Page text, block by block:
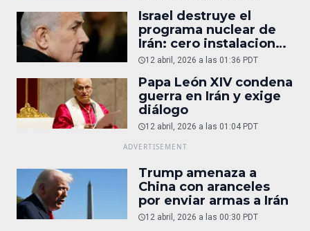
Israel destruye el
programa nuclear de
Irán: cero instalaciones
operativas
12 abril, 2026 a las 01:36 PDT
Papa León XIV condena
guerra en Irán y exige
diálogo
12 abril, 2026 a las 01:04 PDT
Trump amenaza a
China con aranceles
por enviar armas a Irán
12 abril, 2026 a las 00:30 PDT